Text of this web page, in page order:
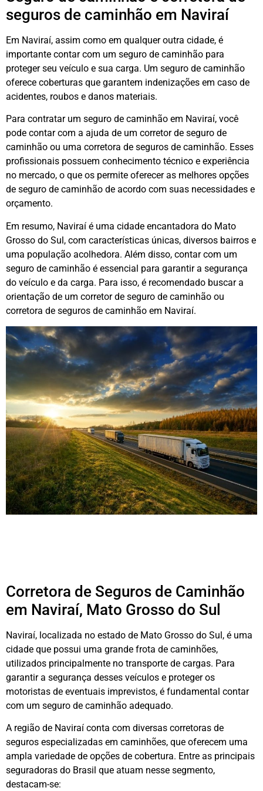
seguros de caminhão em Naviraí
Em Naviraí, assim como em qualquer outra cidade, é
importante contar com um seguro de caminhão para
proteger seu veículo e sua carga. Um seguro de caminhão
oferece coberturas que garantem indenizações em caso de
acidentes, roubos e danos materiais.
Para contratar um seguro de caminhão em Naviraí, você
pode contar com a ajuda de um corretor de seguro de
caminhão ou uma corretora de seguros de caminhão. Esses
profissionais possuem conhecimento técnico e experiência
no mercado, o que os permite oferecer as melhores opções
de seguro de caminhão de acordo com suas necessidades e
orçamento.
Em resumo, Naviraí é uma cidade encantadora do Mato
Grosso do Sul, com características únicas, diversos bairros e
uma população acolhedora. Além disso, contar com um
seguro de caminhão é essencial para garantir a segurança
do veículo e da carga. Para isso, é recomendado buscar a
orientação de um corretor de seguro de caminhão ou
corretora de seguros de caminhão em Naviraí.
Corretora de Seguros de Caminhão
em Naviraí, Mato Grosso do Sul
Naviraí, localizada no estado de Mato Grosso do Sul, é uma
cidade que possui uma grande frota de caminhões,
utilizados principalmente no transporte de cargas. Para
garantir a segurança desses veículos e proteger os
motoristas de eventuais imprevistos, é fundamental contar
com um seguro de caminhão adequado.
A região de Naviraí conta com diversas corretoras de
seguros especializadas em caminhões, que oferecem uma
ampla variedade de opções de cobertura. Entre as principais
seguradoras do Brasil que atuam nesse segmento,
destacam-se: